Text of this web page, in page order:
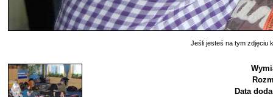
Jeśli jesteś na tym zdjęciu
Data